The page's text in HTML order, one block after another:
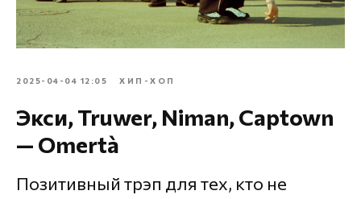
2025-04-04 12:05 ХИП-ХОП
Экси, Truwer, Niman, Captown
— Omertà
Позитивный трэп для тех, кто не